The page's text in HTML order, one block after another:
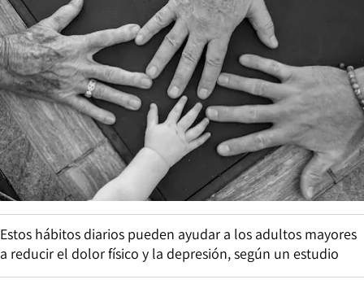
Estos hábitos diarios pueden ayudar a los adultos mayores
a reducir el dolor físico y la depresión, según un estudio